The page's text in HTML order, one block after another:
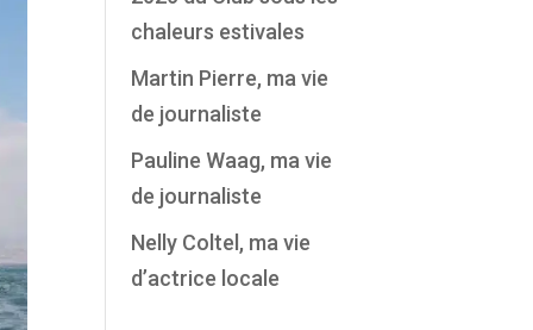
chaleurs estivales
Martin Pierre, ma vie
de journaliste
Pauline Waag, ma vie
de journaliste
Nelly Coltel, ma vie
d’actrice locale